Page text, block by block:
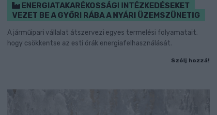
ENERGIATAKARÉKOSSÁGI INTÉZKEDÉSEKET
VEZET BE A GYŐRI RÁBA A NYÁRI ÜZEMSZÜNETIG
A járműipari vállalat átszervezi egyes termelési folyamatait,
hogy csökkentse az esti órák energiafelhasználását.
Szólj hozzá!